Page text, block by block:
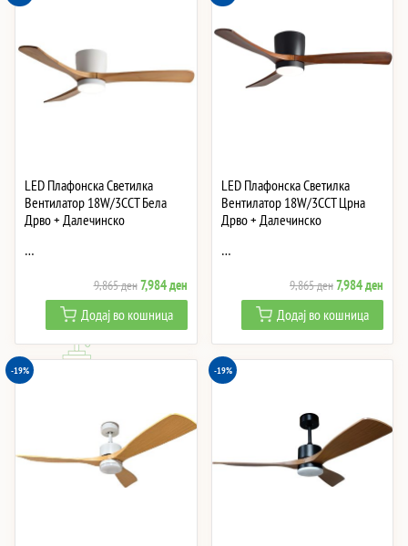
LED Плафонска Светилка
Вентилатор 18W/3CCT Бела
Дрво + Далечинско
…
9,865денOriginal
price
was:
9,865 ден.
7,984денCurrent
price
is:
7,984 ден.
Додај во кошница
LED Плафонска Светилка
Вентилатор 18W/3CCT Црна
Дрво + Далечинско
…
9,865денOriginal
price
was:
9,865 ден.
7,984ден
price
is:
Додај во кошница
-19% -19%